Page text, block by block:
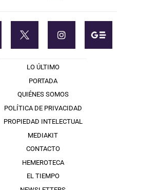
LO ÚLTIMO
PORTADA
QUIÉNES SOMOS
POLÍTICA DE PRIVACIDAD
PROPIEDAD INTELECTUAL
MEDIAKIT
CONTACTO
HEMEROTECA
EL TIEMPO